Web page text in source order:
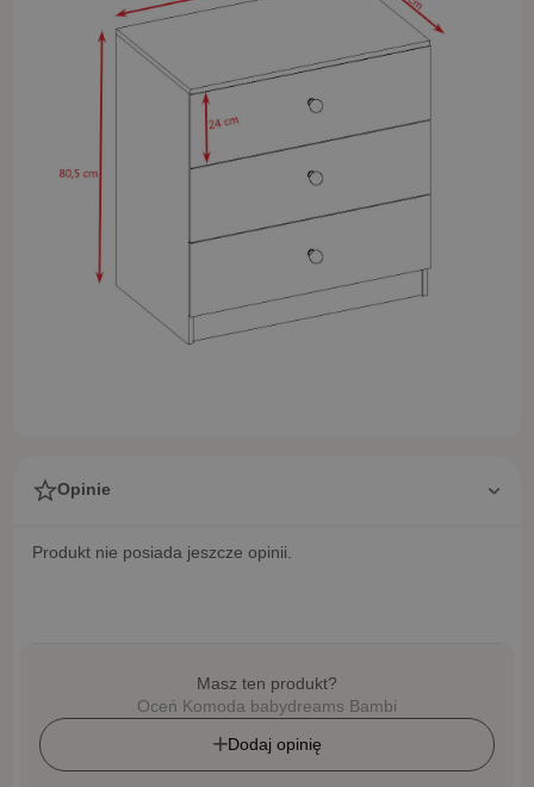
Opinie
Produkt nie posiada jeszcze opinii.
Masz ten produkt?
Oceń Komoda babydreams Bambi
Dodaj opinię